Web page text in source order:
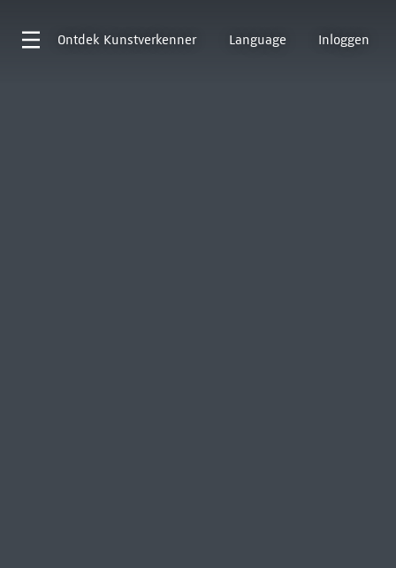
Ontdek Kunstverkenner Language Inloggen